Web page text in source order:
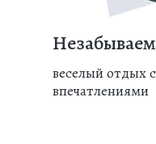
веселый отдых
впечатлениями